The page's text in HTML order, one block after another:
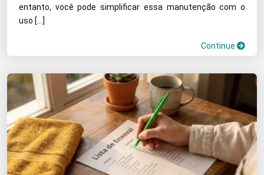
entanto, você pode simplificar essa manutenção com o
uso […]
Continue